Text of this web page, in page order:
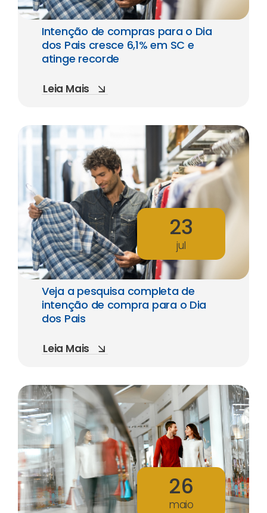
Intenção de compras para o Dia
dos Pais cresce 6,1% em SC e
atinge recorde
Leia Mais
23
jul
Veja a pesquisa completa de
intenção de compra para o Dia
dos Pais
Leia Mais
26
maio